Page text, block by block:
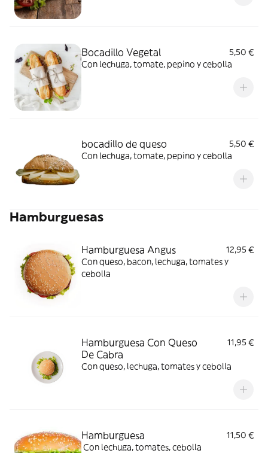
Bocadillo Vegetal
5,50 €
Con lechuga, tomate, pepino y cebolla
bocadillo de queso
5,50 €
Con lechuga, tomate, pepino y cebolla
Hamburguesas
Hamburguesa Angus
12,95 €
Con queso, bacon, lechuga, tomates y
cebolla
Hamburguesa Con Queso
De Cabra
11,95 €
Con queso, lechuga, tomates y cebolla
Hamburguesa
11,50 €
Con lechuga, tomates, cebolla